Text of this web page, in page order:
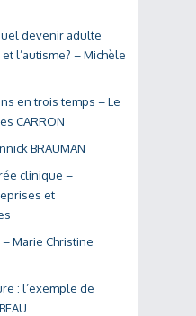
devenir adulte
l’autisme? – Michèle
en trois temps – Le
CARRON
BRAUMAN
clinique –
et
Marie Christine
: l’exemple de